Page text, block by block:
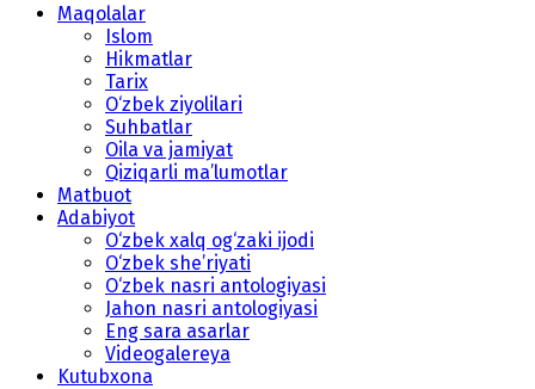
Maqolalar
Islom
Hikmatlar
Tarix
O‘zbek ziyolilari
Suhbatlar
Oila va jamiyat
Qiziqarli ma’lumotlar
Matbuot
Adabiyot
O‘zbek xalq og‘zaki ijodi
O‘zbek she’riyati
O‘zbek nasri antologiyasi
Jahon nasri antologiyasi
Eng sara asarlar
Videogalereya
Kutubxona